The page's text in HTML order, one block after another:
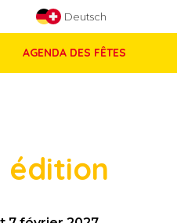
Deutsch
AGENDA DES FÊTES
édition